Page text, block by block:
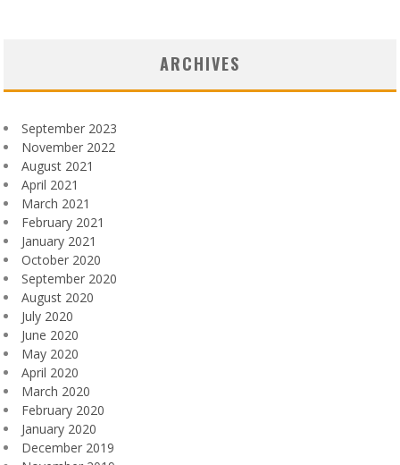
ARCHIVES
September 2023
November 2022
August 2021
April 2021
March 2021
February 2021
January 2021
October 2020
September 2020
August 2020
July 2020
June 2020
May 2020
April 2020
March 2020
February 2020
January 2020
December 2019